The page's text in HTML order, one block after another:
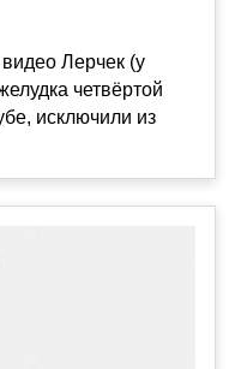
Лерчек (у
четвёртой
исключили из